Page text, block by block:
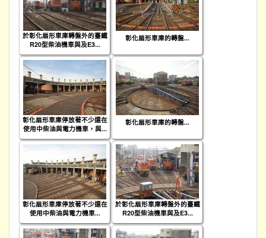
於彰化扇形車庫轉盤外的臺鐵
R20型柴油機車與及E3...
彰化扇形車庫的轉盤...
彰化扇形車庫停放著不少還在
使用中柴油與電力機車，與...
彰化扇形車庫的轉盤...
彰化扇形車庫停放著不少還在
使用中柴油與電力機車...
於彰化扇形車庫轉盤外的臺鐵
R20型柴油機車與及E3...